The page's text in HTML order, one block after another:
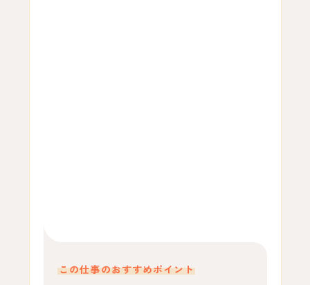
この仕事のおすすめポイント